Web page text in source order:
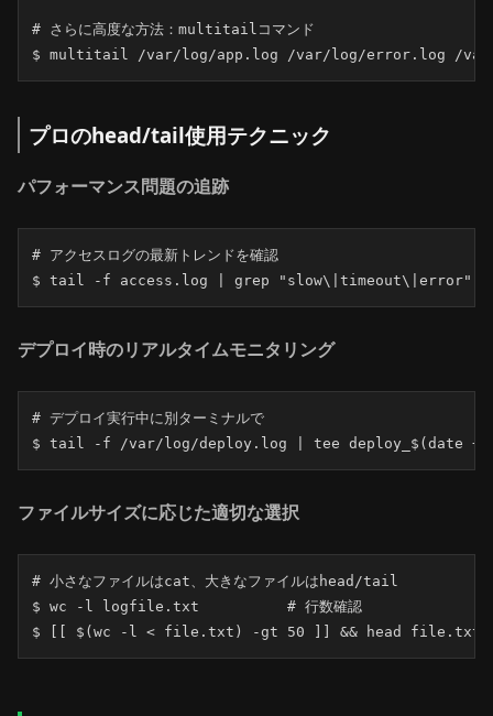
# さらに高度な方法：multitailコマンド
$ multitail /var/log/app.log /var/log/error.log /var/
プロのhead/tail使用テクニック
パフォーマンス問題の追跡
# アクセスログの最新トレンドを確認
$ tail -f access.log | grep "slow\|timeout\|error"
デプロイ時のリアルタイムモニタリング
# デプロイ実行中に別ターミナルで
$ tail -f /var/log/deploy.log | tee deploy_$(date
ファイルサイズに応じた適切な選択
# 小さなファイルはcat、大きなファイルはhead/tail
$ wc -l logfile.txt          # 行数確認
$ [[ $(wc -l < file.txt) -gt 50 ]] && head